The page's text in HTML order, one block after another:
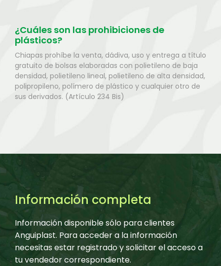
¿Cuáles son las prohibiciones de
plásticos?
Chiapas prohíbe la venta, dádiva, uso y entrega a título
gratuito de bolsas elaboradas con polietileno de baja
densidad, polietileno lineal, polietileno de alta densidad,
polipropileno, polímero de plástico y cualquier otro de
sus derivados. (Artículo 234 Bis)
Información completa
Información disponible sólo para clientes
Anguiplast. Para acceder a la información
necesitas estar registrado y solicitar el acceso a
tu vendedor correspondiente.